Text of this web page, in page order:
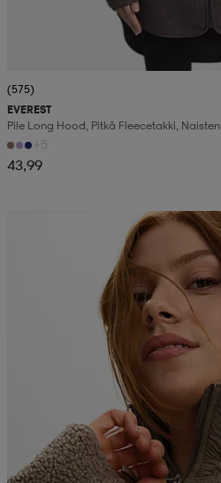
(575)
EVEREST
Pile Long Hood, Pitkä Fleecetakki, Naisten
+5
43,99